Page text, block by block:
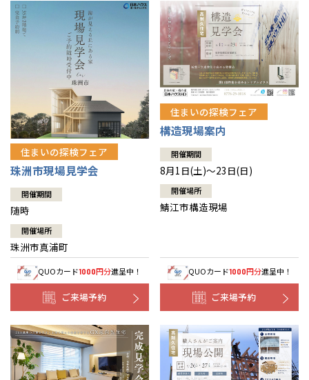
住まいの探検フェア
珠洲市現場見学会
開催期間
随時
開催場所
珠洲市真浦町
QUOカード1000円分進呈中！
ご来場予約
住まいの探検フェア
構造現場案内
開催期間
8月1日(土)～23日(日)
開催場所
鯖江市構造現場
QUOカード1000円分進呈中！
ご来場予約